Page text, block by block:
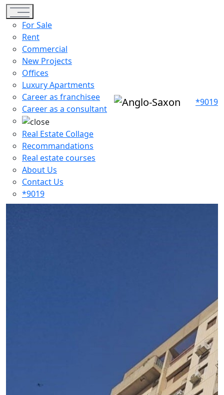
Toggle navigation
For Sale
Rent
Commercial
New Projects
Offices
Luxury Apartments
Career as franchisee
Career as a consultant
Real Estate Collage
Recommandations
Real estate courses
About Us
Contact Us
*9019
*9019